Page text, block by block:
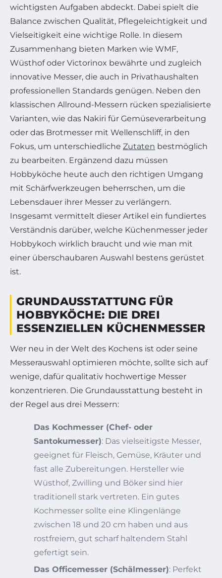
wichtigsten Aufgaben abdeckt. Dabei spielt die
Balance zwischen Qualität, Pflegeleichtigkeit und
Vielseitigkeit eine wichtige Rolle. In diesem
Zusammenhang bieten Marken wie WMF,
Wüsthof oder Victorinox bewährte und zugleich
innovative Messer, die auch in Privathaushalten
professionellen Standards genügen. Neben den
klassischen Allround-Messern rücken spezialisierte
Varianten, wie das Nakiri für Gemüseverarbeitung
oder das Brotmesser mit Wellenschliff, in den
Fokus, um unterschiedliche Zutaten bestmöglich
zu bearbeiten. Ergänzend dazu müssen
Hobbyköche heute auch den richtigen Umgang
mit Schärfwerkzeugen beherrschen, um die
Lebensdauer ihrer Messer zu verlängern.
Insgesamt vermittelt dieser Artikel ein fundiertes
Verständnis darüber, welche Küchenmesser jeder
Hobbykoch wirklich braucht und wie man mit
einer überschaubaren Auswahl bestens gerüstet
ist.
GRUNDAUSSTATTUNG FÜR
HOBBYKÖCHE: DIE DREI
ESSENZIELLEN KÜCHENMESSER
Wer neu in der Welt des Kochens ist oder seine
Messerauswahl optimieren möchte, sollte sich auf
wenige, dafür qualitativ hochwertige Messer
konzentrieren. Die Grundausstattung besteht in
der Regel aus drei Messern:
Das Kochmesser (Chef- oder
Santokumesser): Das vielseitigste Messer,
geeignet für Fleisch, Gemüse, Kräuter und
fast alle Zubereitungen. Hersteller wie
Wüsthof, Zwilling und Böker sind hier
traditionell stark vertreten. Ein gutes
Kochmesser sollte eine Klingenlänge
zwischen 18 und 20 cm haben und aus
rostfreiem, gut scharf haltendem Stahl
gefertigt sein.
Das Officemesser (Schälmesser): Perfekt